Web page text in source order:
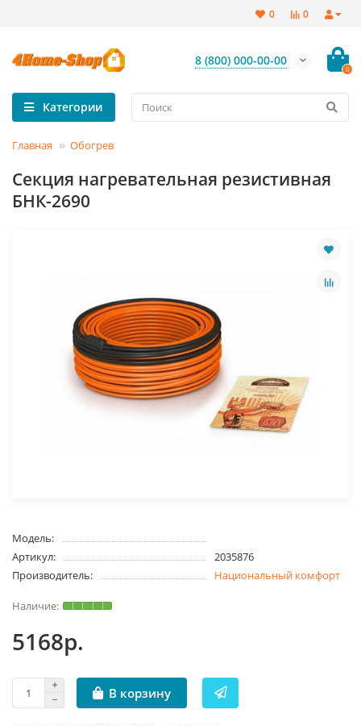
0
0
8 (800) 000-00-00
0
Категории
Главная Обогрев
Секция нагревательная резистивная
БНК-2690
Модель:
Артикул:
2035876
Производитель:
Национальный комфорт
5168р.
В корзину